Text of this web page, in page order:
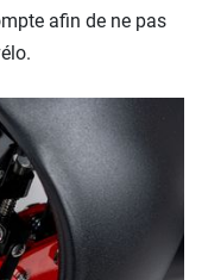
afin de ne pas